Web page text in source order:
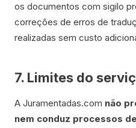
os documentos com sigilo
correções de erros de
realizadas sem custo
7. Limites do
A Juramentadas.com não
nem conduz processos